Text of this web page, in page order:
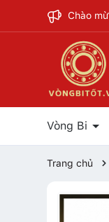
Chào
Vòng Bi
Trang chủ